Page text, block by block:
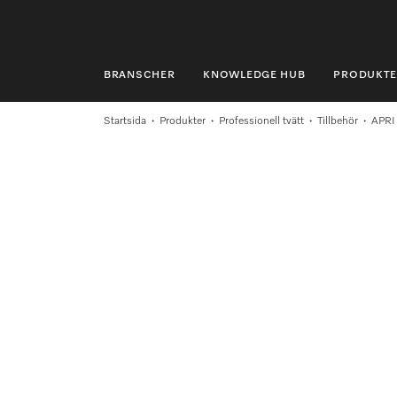
BRANSCHER KNOWLEDGE HUB
BRANSCHER
Startsida Produkter Professionell tvätt Tillbehör APRI